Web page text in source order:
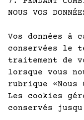
NOUS VOS
Vos données à
conservées le
traitement de
lorsque vous
rubrique «Nous
Les cookies
conservés